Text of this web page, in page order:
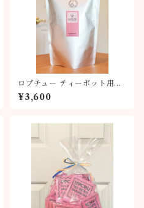
ロプチュー ティーポット用テ
ィーバッグ
¥3,600